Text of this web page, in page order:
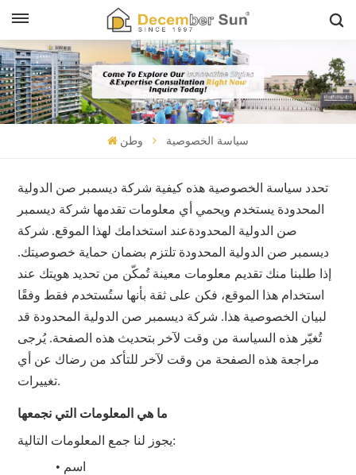
وطن سياسة الخصوصية
تحدد سياسة الخصوصية هذه كيفية شركة ديسمبر صن الدولية
المحدودة يستخدم ويحمي أي معلومات تقدمها شركة ديسمبر
صن الدولية المحدودةعند استخدامك لهذا الموقع. شركة
ديسمبر صن الدولية المحدودة تلتزم بضمان حماية خصوصيتك.
إذا طلبنا منك تقديم معلومات معينة تُمكّن من تحديد هويتك عند
استخدام هذا الموقع، فكن على ثقة بأنها ستُستخدم فقط وفقًا
لبيان الخصوصية هذا. شركة ديسمبر صن الدولية المحدودة قد
تُغيّر هذه السياسة من وقت لآخر بتحديث هذه الصفحة. يُرجى
مراجعة هذه الصفحة من وقت لآخر للتأكد من رضاك ​​عن أي
تغييرات.
ما هي المعلومات التي نجمعها
يجوز لنا جمع المعلومات التالية:
• اسم